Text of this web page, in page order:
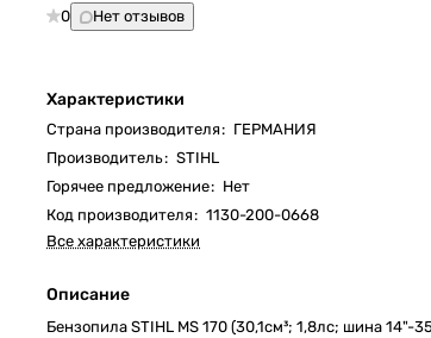
0 Нет отзывов
Характеристики
Страна производителя: ГЕРМАНИЯ
Производитель: STIHL
Горячее предложение: Нет
Код производителя: 1130-200-0668
Все характеристики
Описание
Бензопила STIHL MS 170 (30,1см³; 1,8лс; шина 14"-